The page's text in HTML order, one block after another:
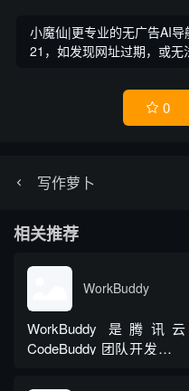
小魔仙|更专业的无广告AI导
21，如发现网址过期，或无
 0
写作萝卜
相关推荐
WorkBuddy
WorkBuddy 是腾讯云
CodeBuddy 团队开发的全